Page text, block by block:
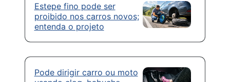
Estepe fino pode ser
proibido nos carros novos;
entenda o projeto
Pode dirigir carro ou moto